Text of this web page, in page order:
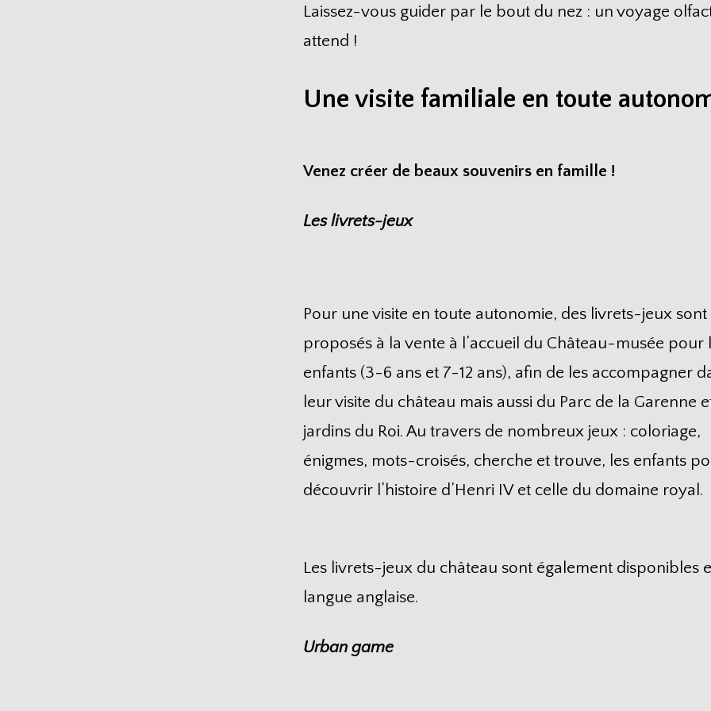
Laissez-vous guider par le bout du nez : un voyage
attend !
Une visite familiale en toute
Venez créer de beaux souvenirs en famille !
Les livrets-jeux
Pour une visite en toute autonomie, des livrets-jeux sont
proposés à la vente à l’accueil du Château-musée pour
enfants (3-6 ans et 7-12 ans), afin de les accompagner
leur visite du château mais aussi du Parc de la Garenne
jardins du Roi. Au travers de nombreux jeux : coloriage,
énigmes, mots-croisés, cherche et trouve, les enfants
découvrir l’histoire d’Henri IV et celle du domaine royal.
Les livrets-jeux du château sont également disponibles
langue anglaise.
Urban game